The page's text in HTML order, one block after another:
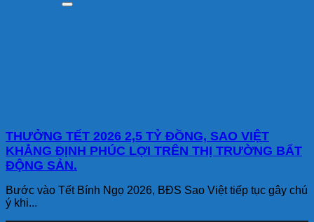
THƯỞNG TẾT 2026 2,5 TỶ ĐỒNG, SAO VIỆT
KHẲNG ĐỊNH PHÚC LỢI TRÊN THỊ TRƯỜNG BẤT
ĐỘNG SẢN.
Bước vào Tết Bính Ngọ 2026, BĐS Sao Việt tiếp tục gây chú
ý khi...